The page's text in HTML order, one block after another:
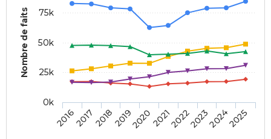
Nombre de faits
2016201720182019202020212022202320242025
0k
25k
50k
75k